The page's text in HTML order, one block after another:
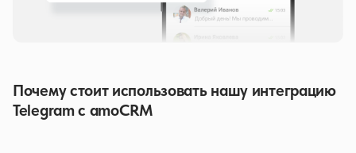
Почему стоит использовать нашу интеграцию
Telegram с amoCRM